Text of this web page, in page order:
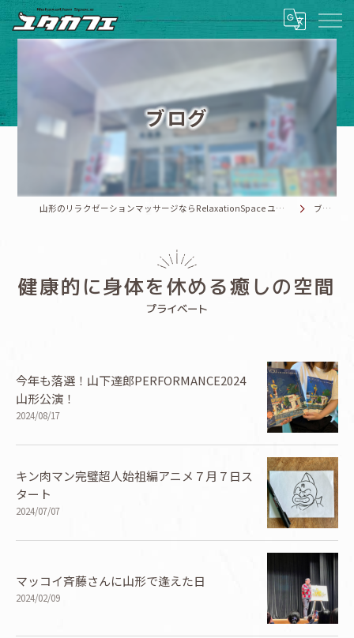
ブログ
山形のリラクゼーションマッサージならRelaxationSpace ユタカフェ ブログ
健康的に身体を休める癒しの空間
プライベート
今年も落選！山下達郎PERFORMANCE2024
山形公演！
2024/08/17
キン肉マン完璧超人始祖編アニメ７月７日ス
タート
2024/07/07
マッコイ斉藤さんに山形で逢えた日
2024/02/09